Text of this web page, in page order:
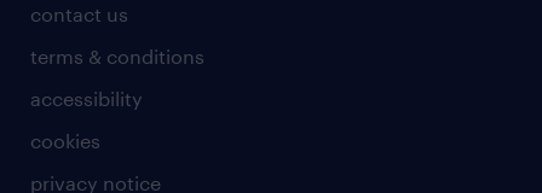
contact us
terms & conditions
accessibility
cookies
privacy notice